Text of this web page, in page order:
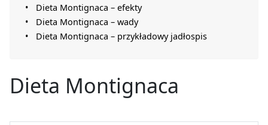
Dieta Montignaca – efekty
Dieta Montignaca – wady
Dieta Montignaca – przykładowy jadłospis
Dieta Montignaca